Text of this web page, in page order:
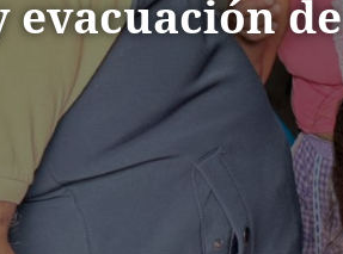
evacuación de